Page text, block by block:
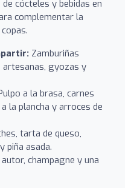
cócteles y bebidas en
complementar la
Zamburiñas
gyozas y
a la brasa, carnes
la plancha y arroces de
tarta de queso,
piña asada.
champagne y una